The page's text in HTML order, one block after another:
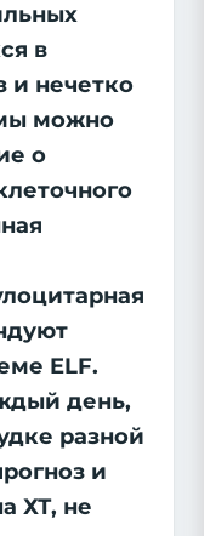
в
и нечетко
можно
о
ELF.
день,
разной
и
ХТ, не